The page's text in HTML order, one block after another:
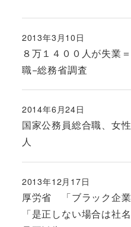
８万１４００人が失業
職−総務省調査
投稿日
2013年3月10日
国家公務員総合職、女
人
投稿日
2014年6月24日
厚労省 「ブラック企
「是正しない場合は社
投稿日
2013年12月17日